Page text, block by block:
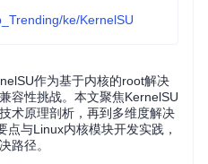
ke/KernelSU
作为基于内核的root解决
容性挑战。本文聚焦KernelSU
术原理剖析，再到多维度解决
与Linux内核模块开发实践，
路径。